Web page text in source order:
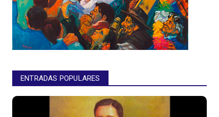
ENTRADAS POPULARES